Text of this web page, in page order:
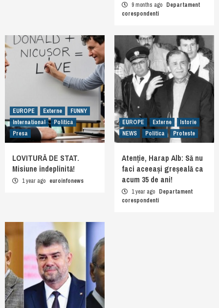
9 months ago Departament
corespondenti
EUROPE Externe
FUNNY
International
Politica
Presa
LOVITURĂ DE STAT.
Misiune îndeplinită!
1 year ago euroinfonews
EUROPE Externe
Istorie
NEWS
Politica Proteste
Atenție, Harap Alb: Să nu
faci aceeași greșeală ca
acum 35 de ani!
1 year ago Departament
corespondenti